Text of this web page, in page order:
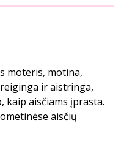
moteris, motina,
ir aistringa,
kaip aisčiams įprasta.
aisčių